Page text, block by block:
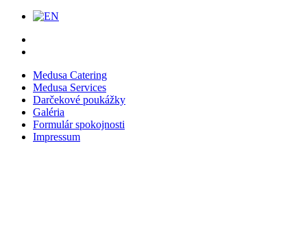
Medusa Catering
Medusa Services
Darčekové poukážky
Galéria
Formulár spokojnosti
Impressum